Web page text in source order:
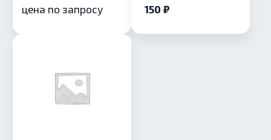
цена по запросу 150 ₽